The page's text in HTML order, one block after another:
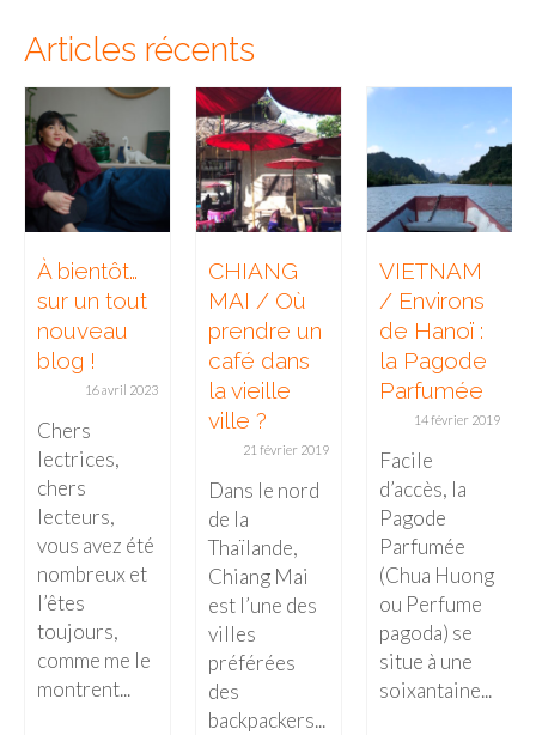
Articles récents
À bientôt…
sur un tout
nouveau
blog !
16 avril 2023
Chers
lectrices,
chers
lecteurs,
vous avez été
nombreux et
l’êtes
toujours,
comme me le
montrent...
CHIANG
MAI / Où
prendre un
café dans
la vieille
ville ?
21 février 2019
Dans le nord
de la
Thaïlande,
Chiang Mai
est l’une des
villes
préférées
des
backpackers...
VIETNAM
/ Environs
de Hanoï :
la Pagode
Parfumée
14 février 2019
Facile
d’accès, la
Pagode
Parfumée
(Chua Huong
ou Perfume
pagoda) se
situe à une
soixantaine...